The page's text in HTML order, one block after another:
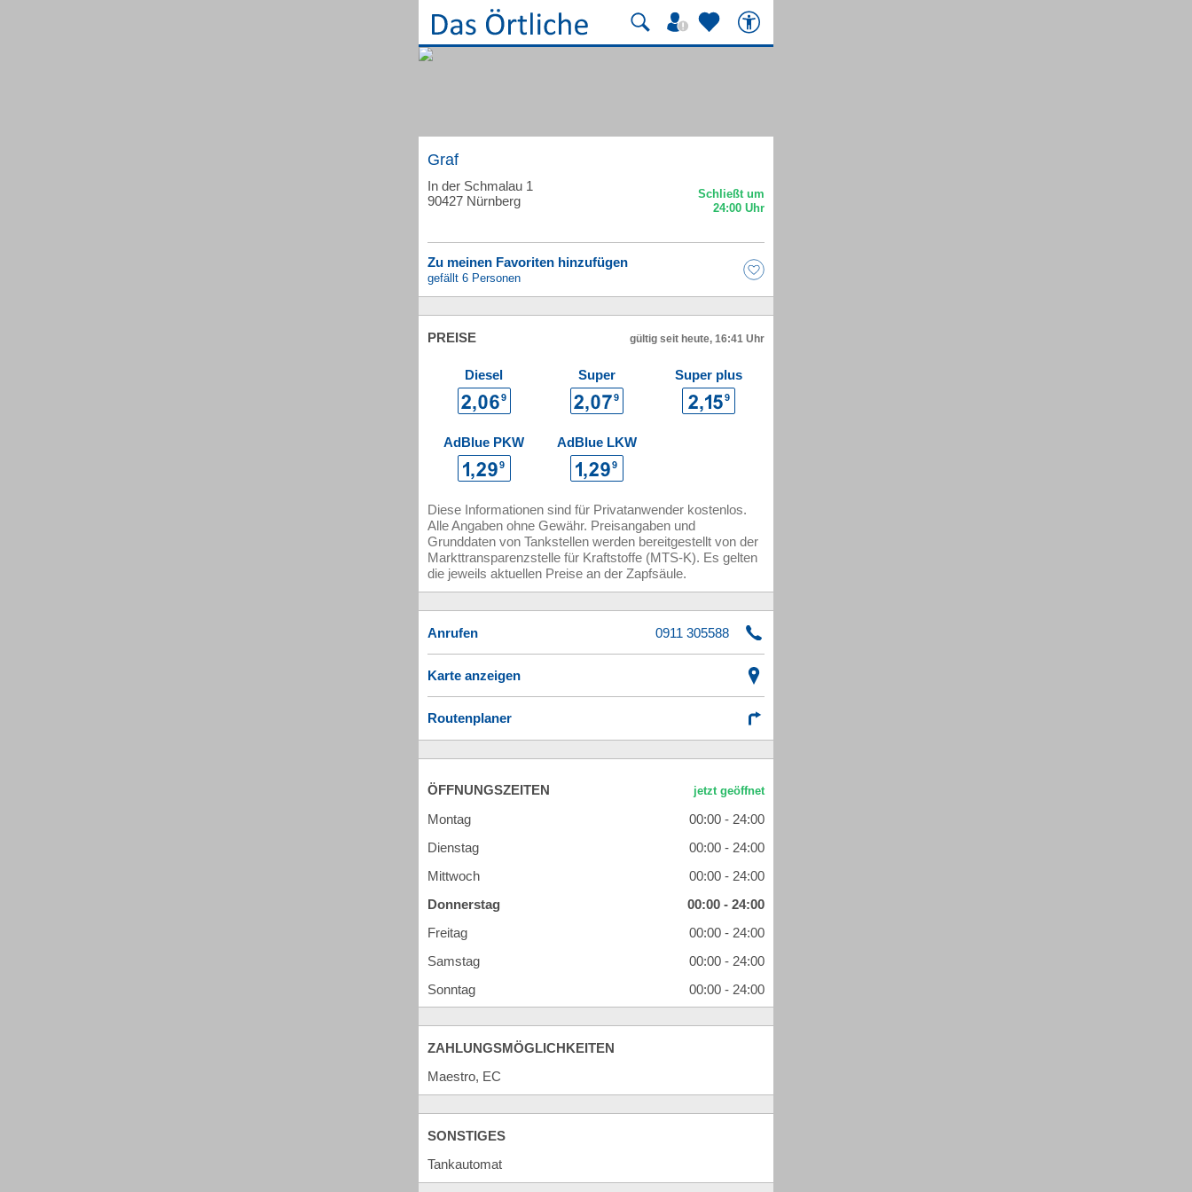
Graf
In der Schmalau 1
90427 Nürnberg
Zu meinen Favoriten hinzufügen
gefällt 6 Personen
PREISE gültig seit heute, 16:41 Uhr
Diesel Super Super plus
AdBlue PKW AdBlue LKW
Diese Informationen sind für Privatanwender kostenlos.
Alle Angaben ohne Gewähr. Preisangaben und
Grunddaten von Tankstellen werden bereitgestellt von der
Markttransparenzstelle für Kraftstoffe (MTS-K). Es gelten
die jeweils aktuellen Preise an der Zapfsäule.
Anrufen
Karte anzeigen
Routenplaner
ÖFFNUNGSZEITEN
Montag
00:00 - 24:00
Dienstag
00:00 - 24:00
Mittwoch
00:00 - 24:00
Donnerstag
00:00 - 24:00
Freitag
00:00 - 24:00
Samstag
00:00 - 24:00
Sonntag
00:00 - 24:00
ZAHLUNGSMÖGLICHKEITEN
Maestro, EC
SONSTIGES
Tankautomat